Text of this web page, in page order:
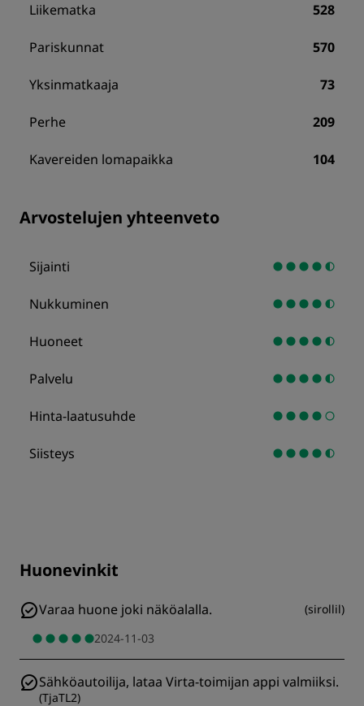
Liikematka 528
Pariskunnat 570
Yksinmatkaaja 73
Perhe 209
Kavereiden lomapaikka 104
Arvostelujen yhteenveto
Sijainti
Nukkuminen
Huoneet
Palvelu
Hinta-laatusuhde
Siisteys
Huonevinkit
Varaa huone joki näköalalla. (sirollil)
2024-11-03
Sähköautoilija, lataa Virta-toimijan appi valmiiksi.
(TjaTL2)